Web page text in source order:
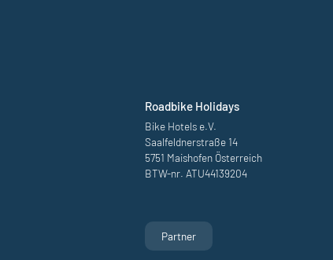
Roadbike Holidays
Bike Hotels e.V.
Saalfeldnerstraße 14
5751 Maishofen Österreich
BTW-nr. ATU44139204
Partner